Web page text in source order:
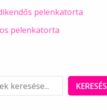
pelenkatorta
pelenkatorta
KERESÉS